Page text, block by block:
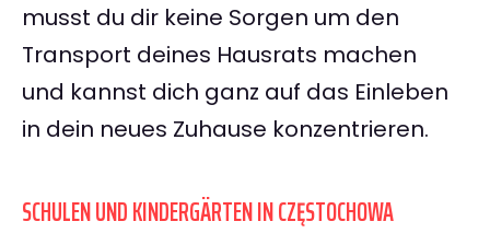
musst du dir keine Sorgen um den
Transport deines Hausrats machen
und kannst dich ganz auf das Einleben
in dein neues Zuhause konzentrieren.
SCHULEN UND KINDERGÄRTEN IN CZĘSTOCHOWA